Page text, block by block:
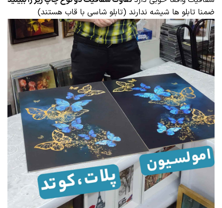
ضمنا تابلو ها شیشه ندارند (تابلو شاسی با قاب هستند)